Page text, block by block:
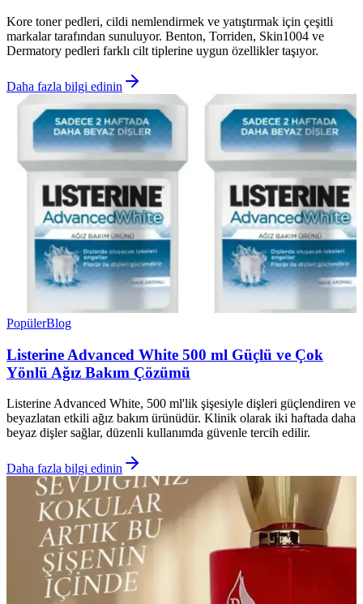
Kore toner pedleri, cildi nemlendirmek ve yatıştırmak için çeşitli
markalar tarafından sunuluyor. Benton, Torriden, Skin1004 ve
Dermatory pedleri farklı cilt tiplerine uygun özellikler taşıyor.
Daha fazla bilgi edinin
PopülerBlog
Listerine Advanced White 500 ml Güçlü ve Çok
Yönlü Ağız Bakım Çözümü
Listerine Advanced White, 500 ml'lik şişesiyle dişleri güçlendiren ve
beyazlatan etkili ağız bakım ürünüdür. Klinik olarak iki haftada daha
beyaz dişler sağlar, düzenli kullanımda güvenle tercih edilir.
Daha fazla bilgi edinin